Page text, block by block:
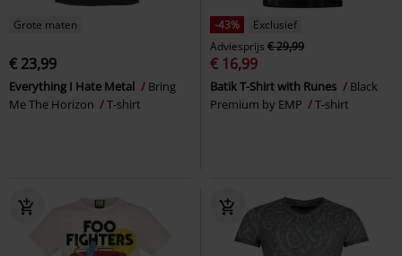
Grote maten
€ 23,99
Everything I Hate Metal
Bring
Me The Horizon
T-shirt
-43%
Exclusief
Adviesprijs € 29,99
€ 16,99
Batik T-Shirt with Runes
Black
Premium by EMP
T-shirt